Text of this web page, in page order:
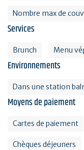
Nombre max de
Services
Brunch Menu
Environnements
Dans une station
Moyens de paiement
Cartes de paiement
Chèques déjeuners